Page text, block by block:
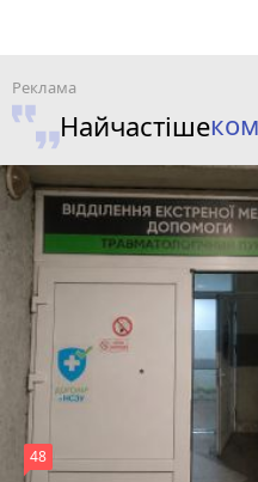
Найчастіше
48